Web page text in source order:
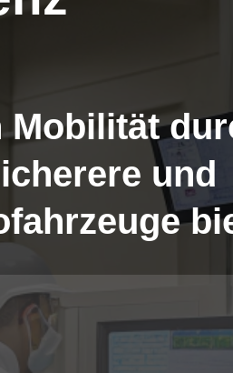
Mobilität
und